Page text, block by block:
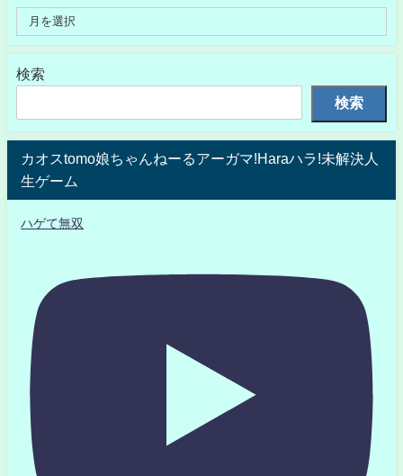
検索
検索
カオスtomo娘ちゃんねーるアーガマ!Haraハラ!未解決人
生ゲーム
ハゲて無双